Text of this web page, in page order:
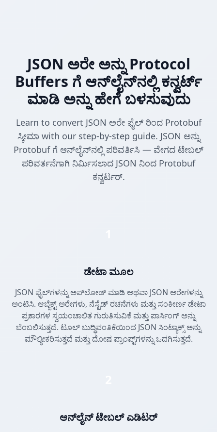
JSON ಅರೇ ಅನ್ನು Protocol
Buffers ಗೆ ಆನ್‌ಲೈನ್‌ನಲ್ಲಿ ಕನ್ವರ್ಟ್
ಮಾಡಿ ಅನ್ನು ಹೇಗೆ ಬಳಸುವುದು
Learn to convert JSON ಅರೇ ಫೈಲ್ ರಿಂದ Protobuf
ಸ್ಕೀಮಾ with our step-by-step guide. JSON ಅನ್ನು
Protobuf ಗೆ ಆನ್‌ಲೈನ್‌ನಲ್ಲಿ ಪರಿವರ್ತಿಸಿ — ವೇಗದ ಟೇಬಲ್
ಪರಿವರ್ತನೆಗಾಗಿ ನಿರ್ಮಿಸಲಾದ JSON ನಿಂದ Protobuf
ಕನ್ವರ್ಟರ್.
ಡೇಟಾ ಮೂಲ
JSON ಫೈಲ್‌ಗಳನ್ನು ಅಪ್‌ಲೋಡ್ ಮಾಡಿ ಅಥವಾ JSON ಅರೇಗಳನ್ನು
ಅಂಟಿಸಿ. ಆಬ್ಜೆಕ್ಟ್ ಅರೇಗಳು, ನೆಸ್ಟೆಡ್ ರಚನೆಗಳು ಮತ್ತು ಸಂಕೀರ್ಣ ಡೇಟಾ
ಪ್ರಕಾರಗಳ ಸ್ವಯಂಚಾಲಿತ ಗುರುತಿಸುವಿಕೆ ಮತ್ತು ಪಾರ್ಸಿಂಗ್ ಅನ್ನು
ಬೆಂಬಲಿಸುತ್ತದೆ. ಟೂಲ್ ಬುದ್ಧಿವಂತಿಕೆಯಿಂದ JSON ಸಿಂಟ್ಯಾಕ್ಸ್ ಅನ್ನು
ಮೌಲ್ಯೀಕರಿಸುತ್ತದೆ ಮತ್ತು ದೋಷ ಪ್ರಾಂಪ್ಟ್‌ಗಳನ್ನು ಒದಗಿಸುತ್ತದೆ.
ಆನ್‌ಲೈನ್ ಟೇಬಲ್ ಎಡಿಟರ್